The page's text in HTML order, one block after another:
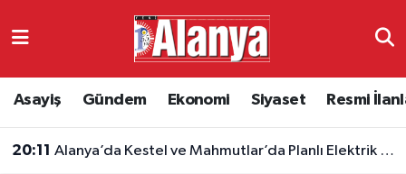
Asayiş Gündem Ekonomi Siyaset Resmi
20:11 Alanya’da Kestel ve Mahmutlar’da Planlı Elektrik Kesintisi
Ekonomi
Antalya Namaz Vakitleri